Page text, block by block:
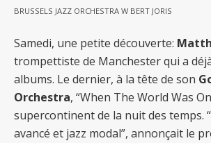
BRUSSELS JAZZ ORCHESTRA W BERT JORIS
Samedi, une petite découverte:
trompettiste de Manchester qui a
albums. Le dernier, à la tête de son
Orchestra, “When The World Was
supercontinent de la nuit des temps.
avancé et jazz modal”, annonçait le